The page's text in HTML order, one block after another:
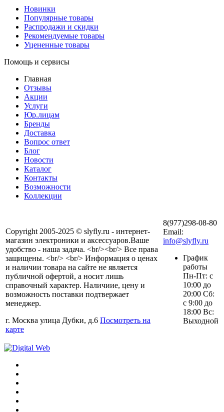
Новинки
Популярные товары
Распродажи и скидки
Рекомендуемые товары
Уцененные товары
Помощь и сервисы
Главная
Отзывы
Акции
Услуги
Юр.лицам
Бренды
Доставка
Вопрос ответ
Блог
Новости
Каталог
Контакты
Возможности
Коллекции
Copyright 2005-2025 © slyfly.ru - интернет-
магазин электроники и аксессуаров.Ваше
удобство - наша задача. <br/><br/> Все права
защищены. <br/> <br/> Информация о ценах
и наличии товара на сайте не является
публичной офертой, а носит лишь
справочный характер. Наличиие, цену и
возможность поставки подтвержает
менеджер.
г. Москва улица Дубки, д.6 Посмотреть на
карте
8(977)298-08-80
Email:
info@slyfly.ru
График
работы
Пн-Пт: с
10:00 до
20:00 Сб:
с 9:00 до
18:00 Вс:
Выходной